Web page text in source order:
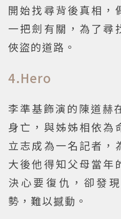
開始找尋背後真相，
一把劍有關，為了尋
俠盜的道路。
4.Hero
李準基飾演的陳道赫
身亡，與姊姊相依為
立志成為一名記者，
大後他得知父母當年
決心要復仇，卻發
勢，難以撼動。